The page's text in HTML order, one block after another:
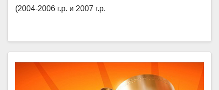
(2004-2006 г.р. и 2007 г.р.